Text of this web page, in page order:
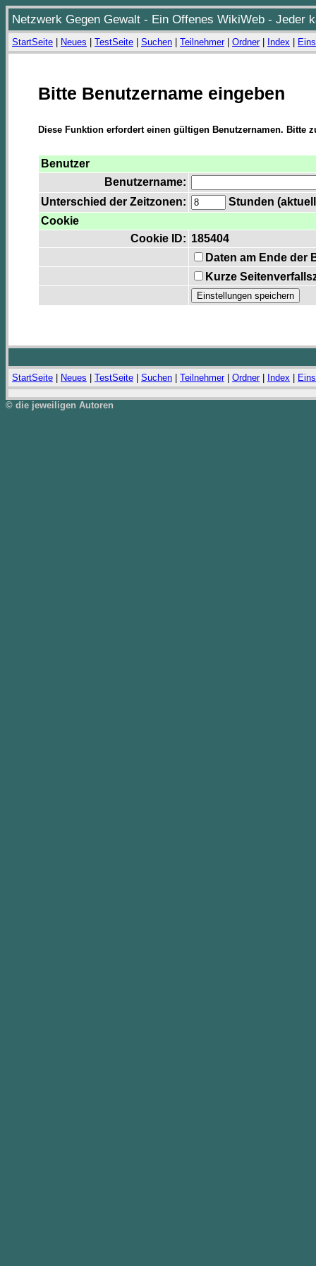
Netzwerk Gegen Gewalt - Ein Offenes WikiWeb - Jeder
StartSeite Neues TestSeite Suchen Teilnehmer| Ordner| Index
Bitte Benutzername eingeben
Diese Funktion erfordert einen gültigen Benutzernamen. Bitte
Benutzer
Benutzername:
Unterschied der Zeitzonen:
Stunden
Cookie
Cookie ID: 185404
Daten am Ende der
Kurze
StartSeite Neues TestSeite Suchen Teilnehmer| Ordner| Index
© die jeweiligen Autoren